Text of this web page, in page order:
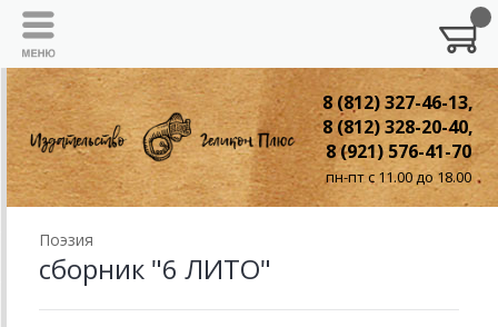
8 (812) 327-46-13,
8 (812) 328-20-40,
8 (921) 576-41-70
пн-пт с 11.00 до 18.00
Поэзия
сборник "6 ЛИТО"